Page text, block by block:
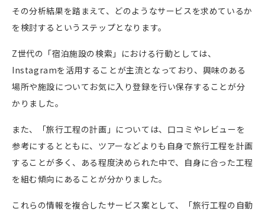
その分析結果を踏まえて、どのようなサービスを求めているか
を検討するというステップとなります。
Z世代の「宿泊施設の検索」における行動としては、
Instagramを活用することが主流となっており、興味のある
場所や施設についてお気に入り登録を行い保存することが分
かりました。
また、「旅行工程の計画」については、口コミやレビューを
参考にするとともに、ツアーなどよりも自身で旅行工程を計画
することが多く、ある程度決められた中で、自身に合った工程
を組む傾向にあることが分かりました。
これらの情報を複合したサービス案として、「旅行工程の自動